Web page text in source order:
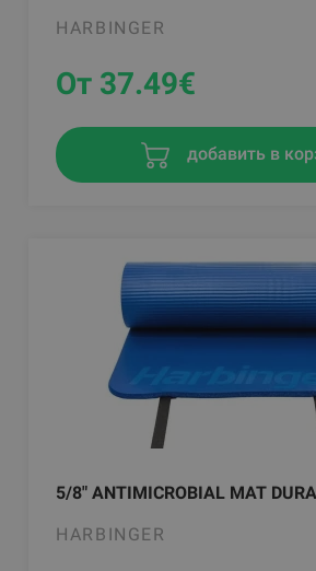
HARBINGER
От 37.49€
добавить в
5/8" ANTIMICROBIAL MAT
HARBINGER